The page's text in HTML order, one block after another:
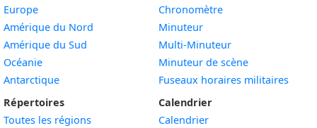
Europe
Amérique du Nord
Amérique du Sud
Océanie
Antarctique
Répertoires
Toutes les régions
Chronomètre
Minuteur
Multi-Minuteur
Minuteur de scène
Fuseaux horaires militaires
Calendrier
Calendrier